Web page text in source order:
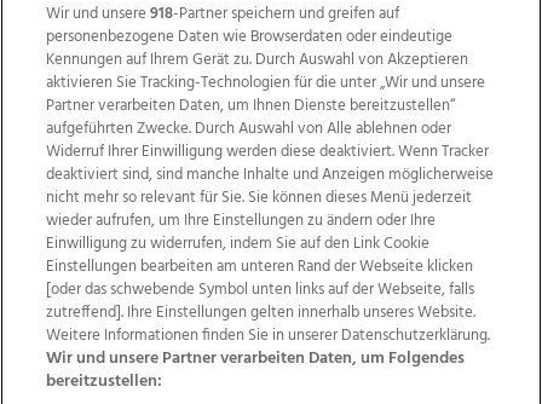
Wir über uns Mediadaten Kontakt
Jobs
Datenschutz
Impressum
AGB Anzeigekunden
AGB Website
Ehrenkodex Politische Werbung
Wir und unsere918-Partner speichern und greifen auf
personenbezogene Daten wie Browserdaten oder eindeutige
Kennungen auf Ihrem Gerät zu. Durch Auswahl von Akzeptieren
aktivieren Sie Tracking-Technologien für die unter „Wir und unsere
Partner verarbeiten Daten, um Ihnen Dienste bereitzustellen“
aufgeführten Zwecke. Durch Auswahl von Alle ablehnen oder
Widerruf Ihrer Einwilligung werden diese deaktiviert. Wenn Tracker
deaktiviert sind, sind manche Inhalte und Anzeigen möglicherweise
nicht mehr so relevant für Sie. Sie können dieses Menü jederzeit
wieder aufrufen, um Ihre Einstellungen zu ändern oder Ihre
Einwilligung zu widerrufen, indem Sie auf den Link Cookie
Einstellungen bearbeiten am unteren Rand der Webseite klicken
[oder das schwebende Symbol unten links auf der Webseite, falls
zutreffend]. Ihre Einstellungen gelten innerhalb unseres Website.
Weitere Informationen finden Sie in unserer Datenschutzerklärung.
Wir und unsere Partner verarbeiten Daten, um Folgendes
bereitzustellen: